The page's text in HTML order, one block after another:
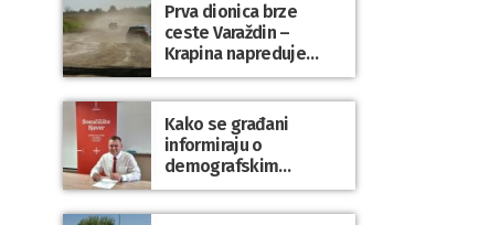
Prva dionica brze
ceste Varaždin –
Krapina napreduje
prema planu
Kako se građani
informiraju o
demografskim
mjerama? Sudjelujte u
istraživanju!